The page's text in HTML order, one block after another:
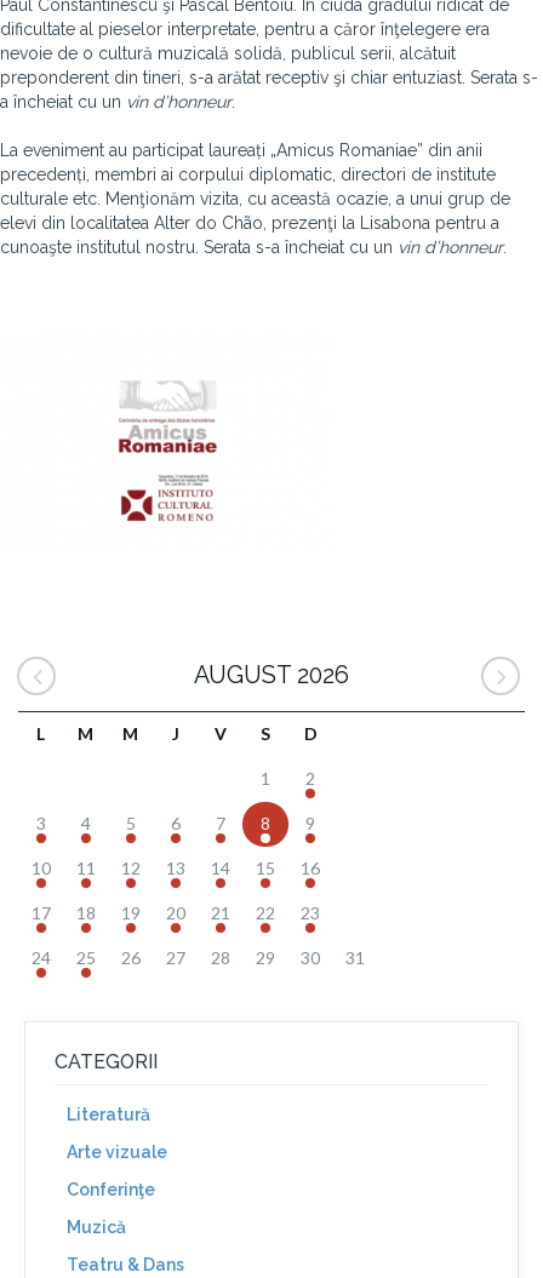
Paul Constantinescu şi Pascal Bentoiu. În ciuda gradului ridicat de
dificultate al pieselor interpretate, pentru a căror înţelegere era
nevoie de o cultură muzicală solidă, publicul serii, alcătuit
preponderent din tineri, s-a arătat receptiv şi chiar entuziast. Serata s-
a încheiat cu un vin d’honneur.
La eveniment au participat laureați „Amicus Romaniae” din anii
precedenți, membri ai corpului diplomatic, directori de institute
culturale etc. Menţionăm vizita, cu această ocazie, a unui grup de
elevi din localitatea Alter do Chão, prezenţi la Lisabona pentru a
cunoaşte institutul nostru. Serata s-a încheiat cu un vin d’honneur.
AUGUST 2026
L M M J V S D
1 2
3 4 5 6 7 8 9
10 11 12 13 14 15 16
17 18 19 20 21 22 23
24 25 26 27 28 29 30 31
CATEGORII
Literatură
Arte vizuale
Conferinţe
Muzică
Teatru & Dans